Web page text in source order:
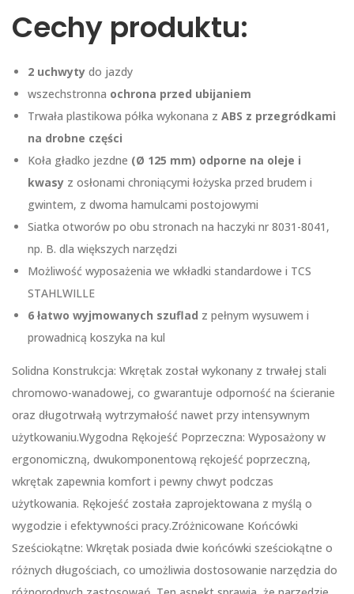
Cechy produktu:
2 uchwyty do jazdy
wszechstronna ochrona przed ubijaniem
Trwała plastikowa półka wykonana z ABS z przegródkami
na drobne części
Koła gładko jezdne (Ø 125 mm) odporne na oleje i
kwasy z osłonami chroniącymi łożyska przed brudem i
gwintem, z dwoma hamulcami postojowymi
Siatka otworów po obu stronach na haczyki nr 8031-8041,
np. B. dla większych narzędzi
Możliwość wyposażenia we wkładki standardowe i TCS
STAHLWILLE
6 łatwo wyjmowanych szuflad z pełnym wysuwem i
prowadnicą koszyka na kul
Solidna Konstrukcja: Wkrętak został wykonany z trwałej stali
chromowo-wanadowej, co gwarantuje odporność na ścieranie
oraz długotrwałą wytrzymałość nawet przy intensywnym
użytkowaniu.Wygodna Rękojeść Poprzeczna: Wyposażony w
ergonomiczną, dwukomponentową rękojeść poprzeczną,
wkrętak zapewnia komfort i pewny chwyt podczas
użytkowania. Rękojeść została zaprojektowana z myślą o
wygodzie i efektywności pracy.Zróżnicowane Końcówki
Sześciokątne: Wkrętak posiada dwie końcówki sześciokątne o
różnych długościach, co umożliwia dostosowanie narzędzia do